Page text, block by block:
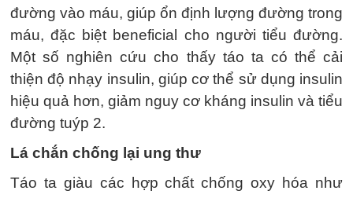
đường vào máu, giúp ổn định lượng đường trong
máu, đặc biệt beneficial cho người tiểu đường.
Một số nghiên cứu cho thấy táo ta có thể cải
thiện độ nhạy insulin, giúp cơ thể sử dụng insulin
hiệu quả hơn, giảm nguy cơ kháng insulin và tiểu
đường tuýp 2.
Lá chắn chống lại ung thư
Táo ta giàu các hợp chất chống oxy hóa như